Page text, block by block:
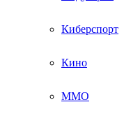
Киберспорт
Кино
ММО